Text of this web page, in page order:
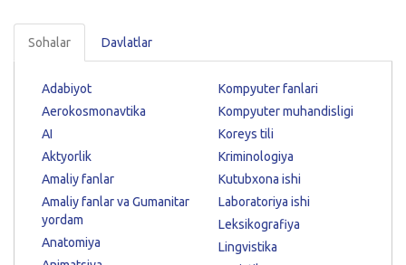
Sohalar Davlatlar
Adabiyot
Aerokosmonavtika
AI
Aktyorlik
Amaliy fanlar
Amaliy fanlar va Gumanitar
yordam
Anatomiya
Kompyuter fanlari
Kompyuter muhandisligi
Koreys tili
Kriminologiya
Kutubxona ishi
Laboratoriya ishi
Leksikografiya
Lingvistika